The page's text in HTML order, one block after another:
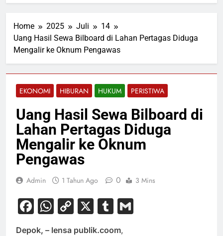
Home 2025 Juli
14
Uang Hasil Sewa Bilboard di Lahan Pertagas Diduga
Mengalir ke Oknum Pengawas
EKONOMI HIBURAN HUKUM PERISTIWA
Uang Hasil Sewa Bilboard di
Lahan Pertagas Diduga
Mengalir ke Oknum
Pengawas
Admin 1 Tahun Ago 0 3 Mins
Facebook
WhatsApp
Copy
Link
X Tumblr
Depok, – lensa publik.coom,